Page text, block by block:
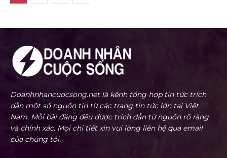
Doanhnhancuocsong.net là kênh tổng hợp tin tức trích
dẫn một số nguồn tin từ các trang tin tức lớn tại Việt
Nam. Mỗi bài đăng đều được trích dẫn từ nguồn rõ ràng
và chính xác. Mọi chi tiết xin vui lòng liên hệ qua email
của chúng tôi.